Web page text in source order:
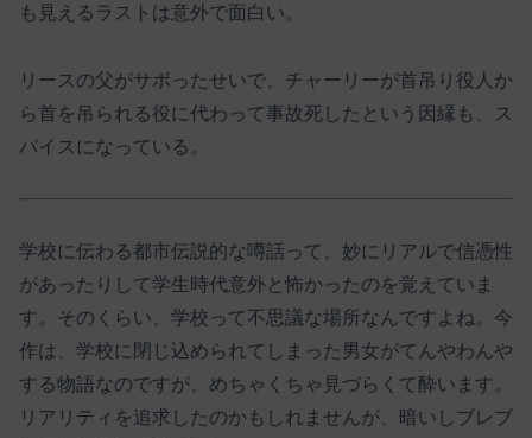
も見えるラストは意外で面白い。
リースの父がサボったせいで、チャーリーが首吊り役人か
ら首を吊られる役に代わって事故死したという因縁も、ス
パイスになっている。
学校に伝わる都市伝説的な噂話って、妙にリアルで信憑性
があったりして学生時代意外と怖かったのを覚えていま
す。そのくらい、学校って不思議な場所なんですよね。今
作は、学校に閉じ込められてしまった男女がてんやわんや
する物語なのですが、めちゃくちゃ見づらくて酔います。
リアリティを追求したのかもしれませんが、暗いしブレブ